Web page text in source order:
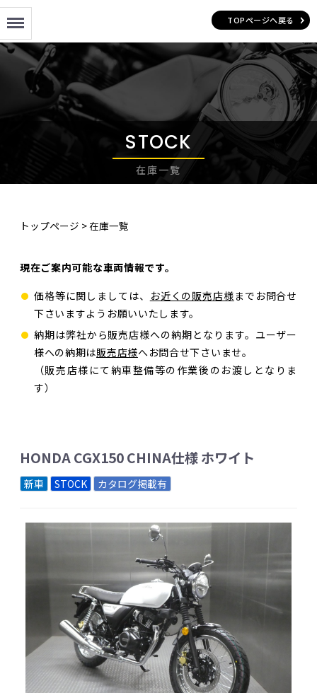
STOCK
在庫一覧
トップページ >在庫一覧
現在ご案内可能な車両情報です。
価格等に関しましては、
お近くの販売店様までお問合せ
下さいますようお願いいたします。
納期は弊社から販売店様への納期となります。ユーザー
様への納期は販売店様へお問合せ下さいませ。
（販売店様にて納車整備等の作業後のお渡しとなりま
す）
HONDA CGX150 CHINA仕様 ホワイト
新車 STOCK カタログ掲載有
TOPページへ戻る